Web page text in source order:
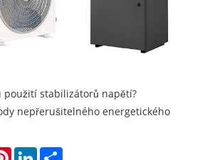
použití stabilizátorů napětí?
nepřerušitelného energetického
PinterestLinkedIn